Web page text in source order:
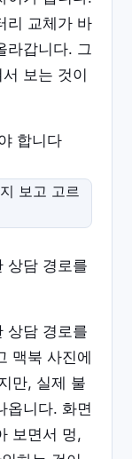
리 교체가 바
라갑니다. 그
보는 것이
합니다
상담 경로를
상담 경로를
맥북 사진에
만, 실제 불
옵니다. 화면
보면서 멍,